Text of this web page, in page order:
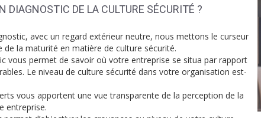
DIAGNOSTIC DE LA CULTURE SÉCURITÉ ?
avec un regard extérieur neutre, nous mettons le curseur
de la maturité en matière de culture sécurité.
vous permet de savoir où votre entreprise se situa par rapport
Le niveau de culture sécurité dans votre organisation est-
vous apportent une vue transparente de la perception de la
entreprise.